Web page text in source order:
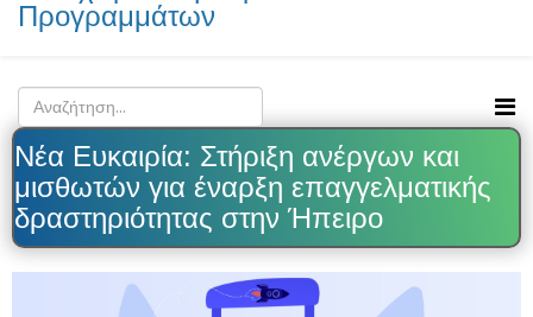
Νέα Ευκαιρία: Στήριξη ανέργων και
μισθωτών για έναρξη επαγγελματικής
δραστηριότητας στην Ήπειρο